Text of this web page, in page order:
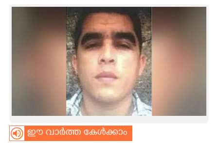
LIFESTYLE
ഈ വാർത്ത കേൾക്കാം